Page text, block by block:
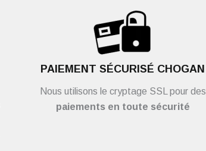
PAIEMENT SÉCURISÉ CHOGAN
Nous utilisons le cryptage SSL pour des
paiements en toute sécurité